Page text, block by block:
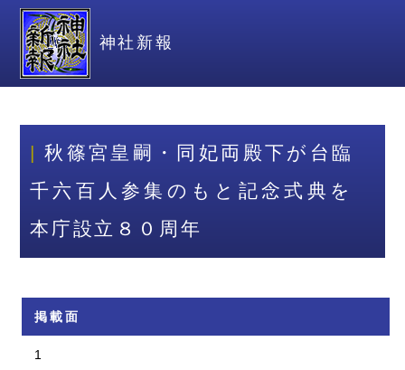
神社新報
秋篠宮皇嗣・同妃両殿下が台臨
千六百人参集のもと記念式典を
本庁設立８０周年
掲載面
1